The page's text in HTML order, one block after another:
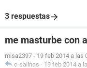
3 respuestas
me masturbe con
misa2397 - 19 feb 2014 a las
c-salinas - 19 feb 2014 a